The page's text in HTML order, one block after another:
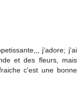
j'adore; j'ai
et des fleurs, mais
c'est une bonne